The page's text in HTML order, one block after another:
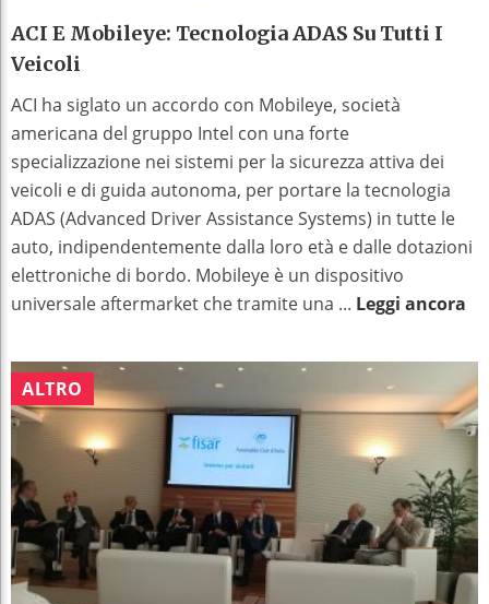
ACI E Mobileye: Tecnologia ADAS Su Tutti I
Veicoli
ACI ha siglato un accordo con Mobileye, società
americana del gruppo Intel con una forte
specializzazione nei sistemi per la sicurezza attiva dei
veicoli e di guida autonoma, per portare la tecnologia
ADAS (Advanced Driver Assistance Systems) in tutte le
auto, indipendentemente dalla loro età e dalle dotazioni
elettroniche di bordo. Mobileye è un dispositivo
universale aftermarket che tramite una ... Leggi ancora
ALTRO